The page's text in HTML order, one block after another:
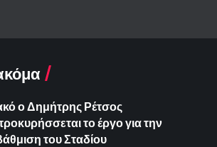
ο Δημήτρης Ρέτσος
το έργο για την
του Σταδίου